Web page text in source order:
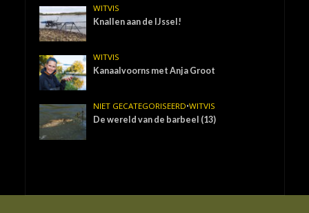
WITVIS
Knallen aan de IJssel!
WITVIS
Kanaalvoorns met Anja Groot
NIET GECATEGORISEERD•WITVIS
De wereld van de barbeel (13)